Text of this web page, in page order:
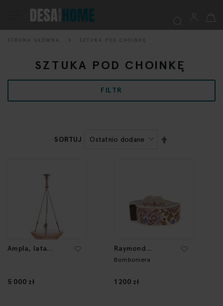
Mój
STRONA GŁÓWNA SZTUKA POD CHOINKĘ
SZTUKA POD CHOINKĘ
SORTUJ
Ampla, lata
5 000 zł
Raymond
Chevalier
Bomboniera
1 200 zł
FILTR